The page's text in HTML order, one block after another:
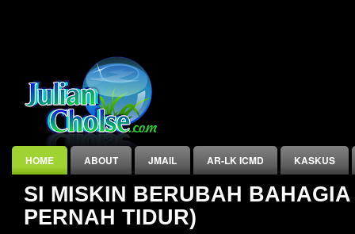
HOME ABOUT JMAIL AR-LK ICMD
KASKUS
INDEX
SI MISKIN BERUBAH
PERNAH TIDUR)